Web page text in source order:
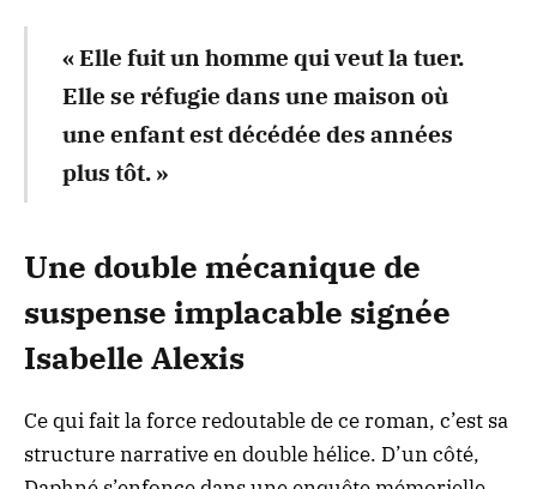
« Elle fuit un homme qui veut la tuer.
Elle se réfugie dans une maison où
une enfant est décédée des années
plus tôt. »
Une double mécanique de
suspense implacable signée
Isabelle Alexis
Ce qui fait la force redoutable de ce roman, c’est sa
structure narrative en double hélice. D’un côté,